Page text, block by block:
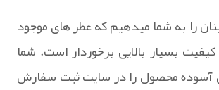
را به شما میدهیم که عطر های موجود
بسیار بالایی برخوردار است. شما
آسوده محصول را در سایت ثبت سفارش